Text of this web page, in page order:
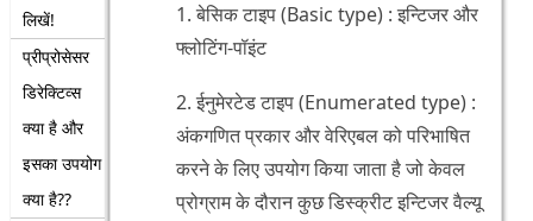
लिखें!
प्रीप्रोसेसर
डिरेक्टिव्स
क्या है और
इसका उपयोग
क्या है??
1. बेसिक टाइप (Basic type) : इन्टिजर और
फ्लोटिंग-पॉइंट
2. ईनुमेरटेड टाइप (Enumerated type) :
अंकगणित प्रकार और वेरिएबल को परिभाषित
करने के लिए उपयोग किया जाता है जो केवल
प्रोग्राम के दौरान कुछ डिस्क्रीट इन्टिजर वैल्यू